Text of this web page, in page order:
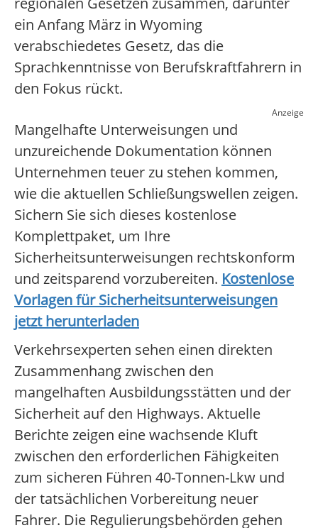
ein Anfang März in Wyoming
verabschiedetes Gesetz, das die
Sprachkenntnisse von Berufskraftfahrern in
den Fokus rückt.
Anzeige
Mangelhafte Unterweisungen und
unzureichende Dokumentation können
Unternehmen teuer zu stehen kommen,
wie die aktuellen Schließungswellen zeigen.
Sichern Sie sich dieses kostenlose
Komplettpaket, um Ihre
Sicherheitsunterweisungen rechtskonform
und zeitsparend vorzubereiten. Kostenlose
Vorlagen für Sicherheitsunterweisungen
jetzt herunterladen
Verkehrsexperten sehen einen direkten
Zusammenhang zwischen den
mangelhaften Ausbildungsstätten und der
Sicherheit auf den Highways. Aktuelle
Berichte zeigen eine wachsende Kluft
zwischen den erforderlichen Fähigkeiten
zum sicheren Führen 40-Tonnen-Lkw und
der tatsächlichen Vorbereitung neuer
Fahrer. Die Regulierungsbehörden gehen